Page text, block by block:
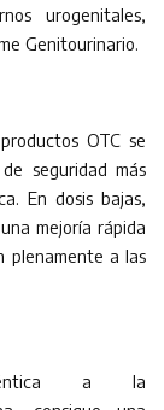
urogenitales,
Genitourinario.
OTC se
seguridad más
En dosis bajas,
mejoría rápida
plenamente a las
a la